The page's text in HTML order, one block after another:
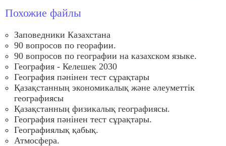
Похожие файлы
Заповедники Казахстана
90 вопросов по георафии.
90 вопросов по географии на казахском языке.
География - Келешек 2030
География пәнінен тест сұрақтары
Қазақстанның экономикалық және әлеуметтік
географиясы
Қазақстанның физикалық географиясы.
География пәнінен тест сұрақтары.
Географиялық қабық.
Атмосфера.